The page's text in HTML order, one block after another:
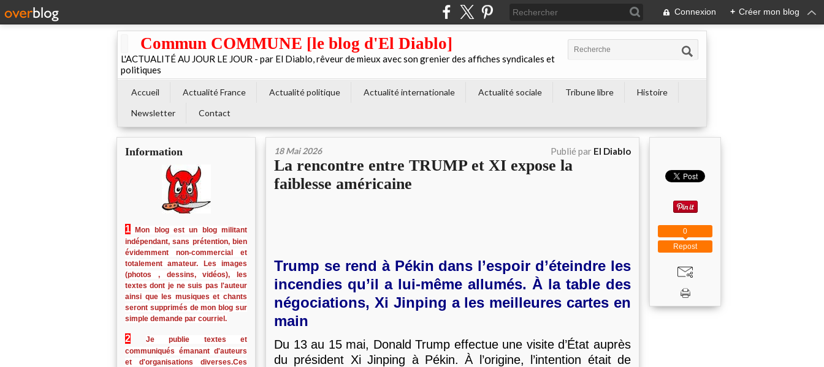
Connexion + Créer mon blog
Commun COMMUNE [le blog d'El Diablo]
L'ACTUALITÉ AU JOUR LE JOUR - par El Diablo, rêveur de mieux avec son grenier des affiches syndicales et
politiques
Accueil Actualité France Actualité politique Actualité internationale Actualité sociale Tribune libre
Histoire
Newsletter
Contact
Information
1
Mon blog est un blog militant
indépendant, sans prétention, bien
évidemment non-commercial et
totalement amateur. Les images
(photos , dessins, vidéos), les
textes dont je ne suis pas l'auteur
ainsi que les musiques et chants
seront supprimés de mon blog sur
simple demande par courriel.
2
Je publie textes et
communiqués émanant d'auteurs
et d'organisations diverses.Ces
18 Mai 2026 Publié par El Diablo
La rencontre entre TRUMP et XI expose la
faiblesse américaine
Trump se rend à Pékin dans l’espoir d’éteindre les
incendies qu’il a lui-même allumés. À la table des
négociations, Xi Jinping a les meilleures cartes en
main
Du 13 au 15 mai, Donald Trump effectue une visite d’État auprès
du président Xi Jinping à Pékin. À l’origine, l’intention était de
Repost
0